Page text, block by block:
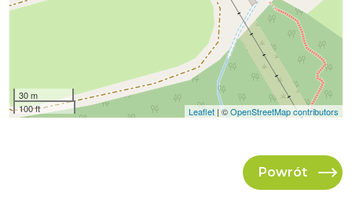
30 m
100 ft
Leaflet | ©OpenStreetMap contributors
Powrót